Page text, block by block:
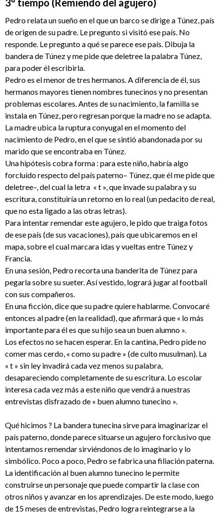
3° tiempo (Remiendo del agujero)
Pedro relata un sueño en el que un barco se dirige a Túnez, país
de origen de su padre. Le pregunto si visitó ese país. No
responde. Le pregunto a qué se parece ese país. Dibuja la
bandera de Túnez y me pide que deletree la palabra Túnez,
para poder él escribirla.
Pedro es el menor de tres hermanos. A diferencia de él, sus
hermanos mayores tienen nombres tunecinos y no presentan
problemas escolares. Antes de su nacimiento, la familla se
instala en Túnez, pero regresan porque la madre no se adapta.
La madre ubica la ruptura conyugal en el momento del
nacimiento de Pedro, en el que se sintió abandonada por su
marido que se encontraba en Túnez.
Una hipótesis cobra forma : para este niño, habría algo
forcluído respecto del país paterno– Túnez, que él me pide que
deletree–, del cual la letra « t », que invade su palabra y su
escritura, constituiría un retorno en lo real (un pedacito de real,
que no esta ligado a las otras letras).
Para intentar remendar este agujero, le pido que traiga fotos
de ese país (de sus vacaciones), país que ubicaremos en el
mapa, sobre el cual marcara idas y vueltas entre Túnez y
Francia.
En una sesión, Pedro recorta una banderita de Túnez para
pegarla sobre su sueter. Así vestido, logrará jugar al football
con sus compañeros.
En una ficción, dice que su padre quiere hablarme. Convocaré
entonces al padre (en la realidad), que afirmará que « lo más
importante para él es que su hijo sea un buen alumno ».
Los efectos no se hacen esperar. En la cantina, Pedro pide no
comer mas cerdo, « como su padre » (de culto musulman). La
« t » sin ley invadirá cada vez menos su palabra,
desapareciendo completamente de su escritura. Lo escolar
interesa cada vez más a este niño que vendrá a nuestras
entrevistas disfrazado de « buen alumno tunecino ».
Qué hicimos ? La bandera tunecina sirve para imaginarizar el
país paterno, donde parece situarse un agujero forclusivo que
intentamos remendar sirviéndonos de lo imaginario y lo
simbólico. Poco a poco, Pedro se fabrica una filiación paterna.
La identificación al buen alumno tunecino le permite
construirse un personaje que puede compartir la clase con
otros niños y avanzar en los aprendizajes. De este modo, luego
de 15 meses de entrevistas, Pedro logra reintegrarse a la